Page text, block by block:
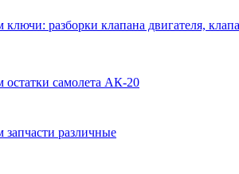
ключи: разборки клапана двигателя,
остатки самолета АК-20
запчасти различные